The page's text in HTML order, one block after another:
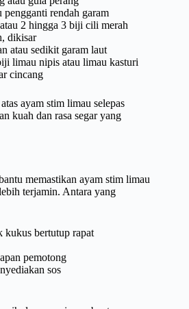
pengganti rendah garam
2 hingga 3 biji cili merah
dikisar
atau sedikit garam laut
limau nipis atau limau kasturi
cincang
ayam stim limau selepas
kuah dan rasa segar yang
memastikan ayam stim limau
terjamin. Antara yang
kukus bertutup rapat
pemotong
sos